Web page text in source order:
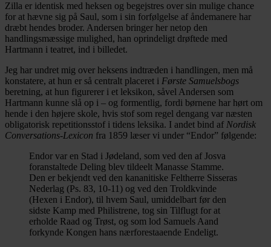
Zilla er identisk med heksen og begejstres over sin mulige chance
for at hævne sig på Saul, som i sin forfølgelse af åndemanere har
dræbt hendes broder. Andersen bringer her netop den
handlingsmæssige mulighed, han oprindeligt drøftede med
Hartmann i teatret, ind i billedet.
Jeg har undret mig over heksens indtræden i handlingen, men må
konstatere, at hun er så centralt placeret i Første Samuelsbogs
beretning, at hun figurerer i et leksikon, såvel Andersen som
Hartmann kunne slå op i – og formentlig, fordi børnene har hørt om
hende i den højere skole, hvis stof som regel dengang var næsten
obligatorisk repetitionsstof i tidens leksika. I andet bind af Nordisk
Conversations-Lexicon fra 1859 læser vi under “Endor” følgende:
Endor var en Stad i Jødeland, som ved den af Josva
foranstaltede Deling blev tildeelt Manasse Stamme.
Den er bekjendt ved den kananitiske Feltherre Sisseras
Nederlag (Ps. 83, 10-11) og ved den Troldkvinde
(Hexen i Endor), til hvem Saul, umiddelbart før den
sidste Kamp med Philistrene, tog sin Tilflugt for at
erholde Raad og Trøst, og som lod Samuels Aand
forkynde Kongen hans nærforestaaende Endeligt.